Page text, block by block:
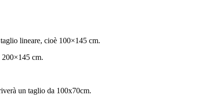
lineare, cioè 100×145 cm.
200×145 cm.
un taglio da 100x70cm.